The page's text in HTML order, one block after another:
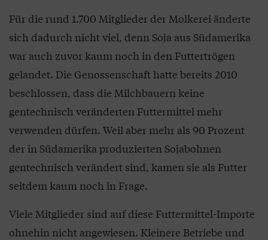
Für die rund 1.700 Mitglieder der Molkerei änderte
sich dadurch nicht viel, denn Soja aus Südamerika
war auch zuvor kaum noch in den Futtertrögen
gelandet. Die Genossenschaft hatte bereits 2010
beschlossen, dass die Milchbauern keine
gentechnisch veränderten Futtermittel mehr
verwenden dürfen. Weil aber mehr als 90 Prozent
der in Südamerika produzierten Sojabohnen
gentechnisch verändert sind, kamen sie als Futter
seitdem kaum noch in Frage.
Viele Mitglieder sind auf diese Futtermittel-Importe
ohnehin nicht angewiesen. Kleinere Betriebe und